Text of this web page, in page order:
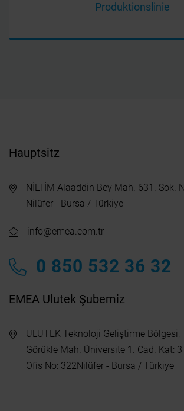
Produktionslinie
Hauptsitz
NİLTİM Alaaddin Bey Mah. 631. Sok.
Nilüfer - Bursa / Türkiye
info@emea.com.tr
0 850 532 36 32
EMEA Ulutek Şubemiz
ULUTEK Teknoloji Geliştirme Bölgesi,
Görükle Mah. Üniversite 1. Cad. Kat: 3
Ofis No: 322Nilüfer - Bursa / Türkiye